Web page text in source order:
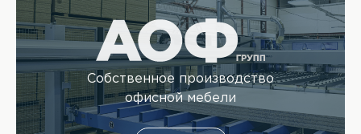
Собственное производство
офисной мебели